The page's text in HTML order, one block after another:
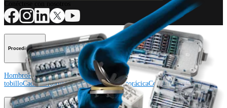
Procedimiento
HombroRodillaCodoMano y muñeca Pie y
tobilloCaderaOrtobiológicosCirugía cardiotorácicaColumna vertebral